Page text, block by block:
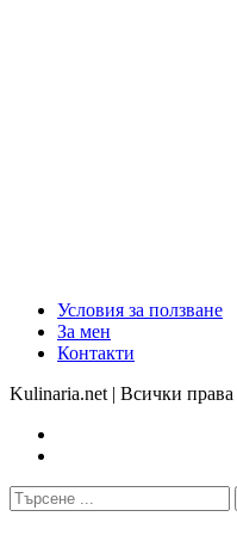
Условия за ползване
За мен
Контакти
Kulinaria.net | Всички